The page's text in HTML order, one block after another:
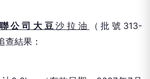
公司大豆沙拉油
（批號313-
查結果：